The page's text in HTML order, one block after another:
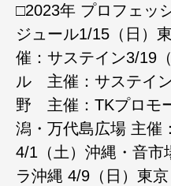
□2023年 プロフェッ
ジュール1/15（日）
催：サステイン3/19
ル 主催：サステイ
野 主催：TKプロモ
潟・万代島広場 主催
4/1（土）沖縄・音市
ラ沖縄 4/9（日）東